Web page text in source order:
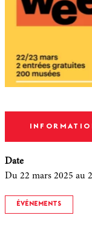
Date
Du 22 mars 2025 au
ÉVÉNEMENTS